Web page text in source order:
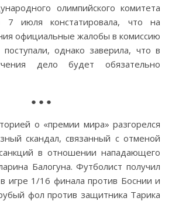
олимпийского комитета
7 июля констатировала, что на
официальные жалобы в комиссию
однако заверила, что в
дело будет обязательно
● ● ●
о «премии мира» разгорелся
скандал, связанный с отменой
в отношении нападающего
Балогуна. Футболист получил
игре 1/16 финала против Боснии и
фол против защитника Тарика